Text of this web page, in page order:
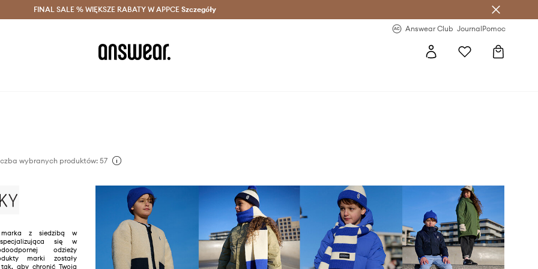
Oszczędzaj z Answear Club > Dostawa nawet w 24h >
FINAL SALE % WIĘKSZE RABATY W APPCE Szczegóły
Answear Club JournalPomoc
wybranych produktów: 57
marka z siedzibą w
się w
odzieży
marki zostały
aby chronić Twoją